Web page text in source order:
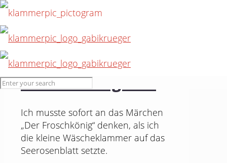
17. Juli 2015
Froschkönig #26
Ich musste sofort an das Märchen
„Der Froschkönig“ denken, als ich
die kleine Wäscheklammer auf das
Seerosenblatt setzte.